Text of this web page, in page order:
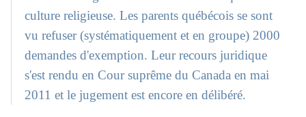
culture religieuse. Les parents québécois se sont
vu refuser (systématiquement et en groupe) 2000
demandes d'exemption. Leur recours juridique
s'est rendu en Cour suprême du Canada en mai
2011 et le jugement est encore en délibéré.